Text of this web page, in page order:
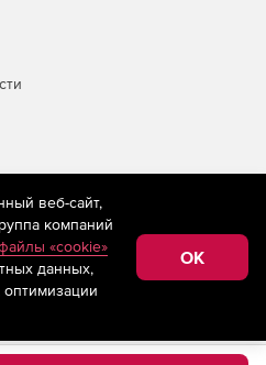
store.softline.ru применяются
(информационные технологии
основе сбора,
относящихся к
сети «Интернет»,
Федерации)
веб-сайт,
компаний
«cookie»
данных,
OK